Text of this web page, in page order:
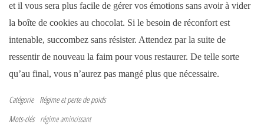
et il vous sera plus facile de gérer vos émotions sans avoir à vider
la boîte de cookies au chocolat. Si le besoin de réconfort est
intenable, succombez sans résister. Attendez par la suite de
ressentir de nouveau la faim pour vous restaurer. De telle sorte
qu’au final, vous n’aurez pas mangé plus que nécessaire.
Catégorie Régime et perte de poids
Mots-clés régime amincissant